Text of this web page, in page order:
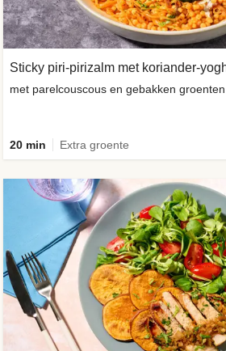
Sticky piri-pirizalm met koriander-
met parelcouscous en gebakken groenten
20 min Extra groente